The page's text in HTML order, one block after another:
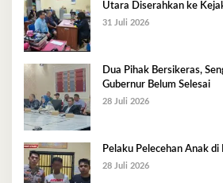
Utara Diserahkan ke
31 Juli 2026
Dua Pihak Bersikeras,
Gubernur Belum Selesai
28 Juli 2026
Pelaku Pelecehan Anak
28 Juli 2026